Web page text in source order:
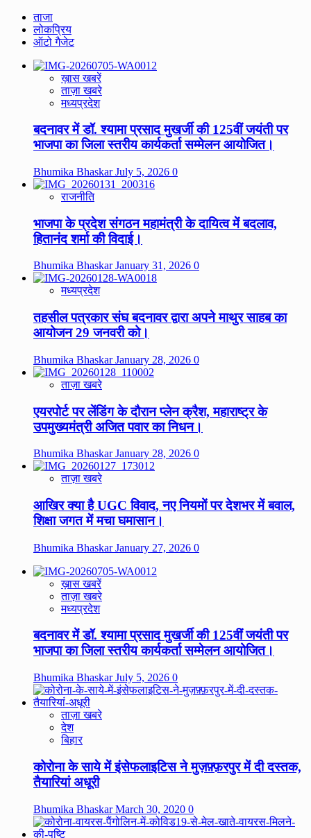
ताजा
लोकप्रिय
ऑटो गैजेट
ख़ास खबरें
ताज़ा खबरे
मध्यप्रदेश
बदनावर में डॉ. श्यामा प्रसाद मुखर्जी की 125वीं जयंती पर
भाजपा का जिला स्तरीय कार्यकर्ता सम्मेलन आयोजित।
Bhumika BhaskarJuly 5, 2026 0
राजनीति
भाजपा के प्रदेश संगठन महामंत्री के दायित्व में बदलाव,
हितानंद शर्मा की विदाई।
Bhumika BhaskarJanuary 31, 2026 0
मध्यप्रदेश
तहसील पत्रकार संघ बदनावर द्वारा अपने माथुर साहब का
आयोजन 29 जनवरी को।
Bhumika BhaskarJanuary 28, 2026 0
ताज़ा खबरे
एयरपोर्ट पर लेंडिंग के दौरान प्लेन क्रैश, महाराष्ट्र के
उपमुख्यमंत्री अजित पवार का निधन।
Bhumika BhaskarJanuary 28, 2026 0
ताज़ा खबरे
आखिर क्या है UGC विवाद, नए नियमों पर देशभर में बवाल,
शिक्षा जगत में मचा घमासान।
Bhumika BhaskarJanuary 27, 2026 0
ख़ास खबरें
ताज़ा खबरे
मध्यप्रदेश
बदनावर में डॉ. श्यामा प्रसाद मुखर्जी की 125वीं जयंती पर
भाजपा का जिला स्तरीय कार्यकर्ता सम्मेलन आयोजित।
Bhumika BhaskarJuly 5, 2026 0
ताज़ा खबरे
देश
बिहार
कोरोना के साये में इंसेफलाइटिस ने मुज़फ़्फ़रपुर में दी दस्तक,
तैयारियां अधूरी
Bhumika BhaskarMarch 30, 2020 0